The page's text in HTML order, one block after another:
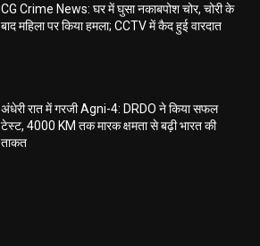
CG Crime News: घर में घुसा नकाबपोश चोर, चोरी के
बाद महिला पर किया हमला; CCTV में कैद हुई वारदात
अंधेरी रात में गरजी Agni-4: DRDO ने किया सफल
टेस्ट, 4000 KM तक मारक क्षमता से बढ़ी भारत की
ताकत